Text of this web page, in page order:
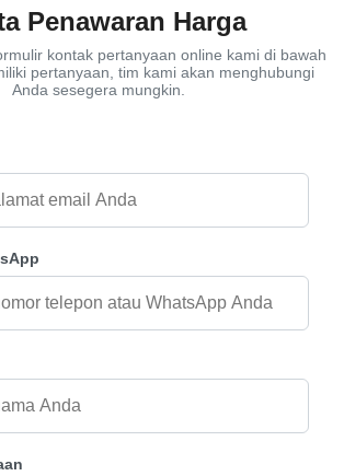
Penawaran Harga
kontak pertanyaan online kami di bawah
pertanyaan, tim kami akan menghubungi
Anda sesegera mungkin.